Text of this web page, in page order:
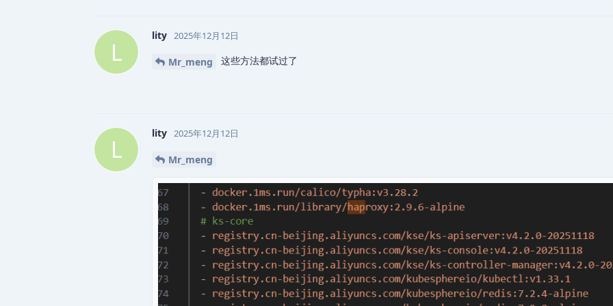
L
lity 2025年12月12日
Mr_meng 这些方法都试过了
L
lity 2025年12月12日
Mr_meng